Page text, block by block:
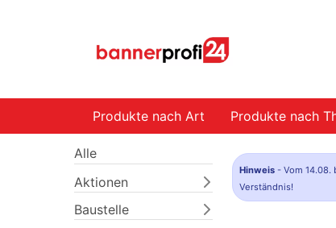
Produkte nach Art Produkte nach
Alle
Aktionen
Baustelle
Hinweis - Vom
Verständnis!